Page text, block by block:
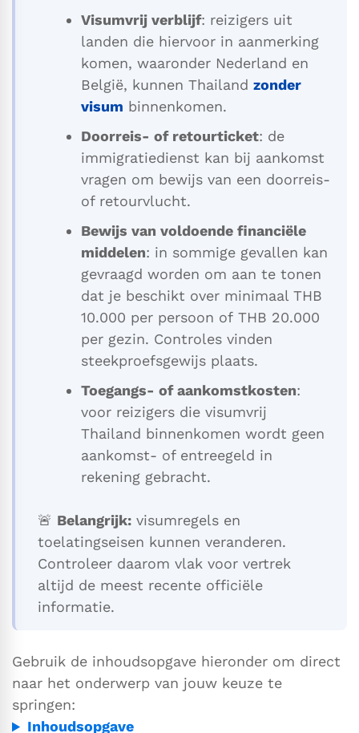
Visumvrij verblijf: reizigers uit
landen die hiervoor in aanmerking
komen, waaronder Nederland en
België, kunnen Thailand zonder
visum binnenkomen.
Doorreis- of retourticket: de
immigratie­dienst kan bij aankomst
vragen om bewijs van een doorreis-
of retourvlucht.
Bewijs van voldoende financiële
middelen: in sommige gevallen kan
gevraagd worden om aan te tonen
dat je beschikt over minimaal THB
10.000 per persoon of THB 20.000
per gezin. Controles vinden
steekproefsgewijs plaats.
Toegangs- of aankomstkosten:
voor reizigers die visumvrij
Thailand binnenkomen wordt geen
aankomst- of entreegeld in
rekening gebracht.
🚨 Belangrijk: visumregels en
toelatingseisen kunnen veranderen.
Controleer daarom vlak voor vertrek
altijd de meest recente officiële
informatie.
Gebruik de inhoudsopgave hieronder om direct
naar het onderwerp van jouw keuze te
springen:
Inhoudsopgave